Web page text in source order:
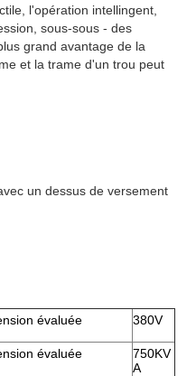
l'opération intellingent,
sous-sous - des
grand avantage de la
et la trame d'un trou peut
un dessus de versement
évaluée 380V
évaluée
750KV
A